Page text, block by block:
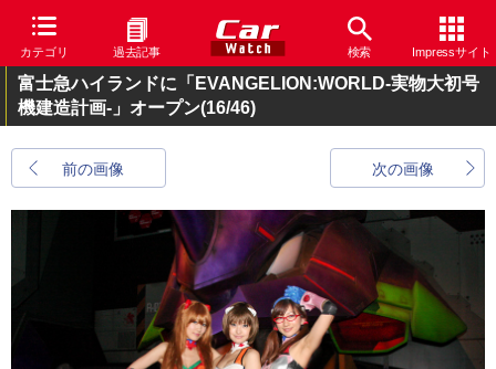
カテゴリ 過去記事 検索 Impressサイト
富士急ハイランドに「EVANGELION:WORLD-実物大初号
機建造計画-」オープン(16/46)
前の画像 次の画像